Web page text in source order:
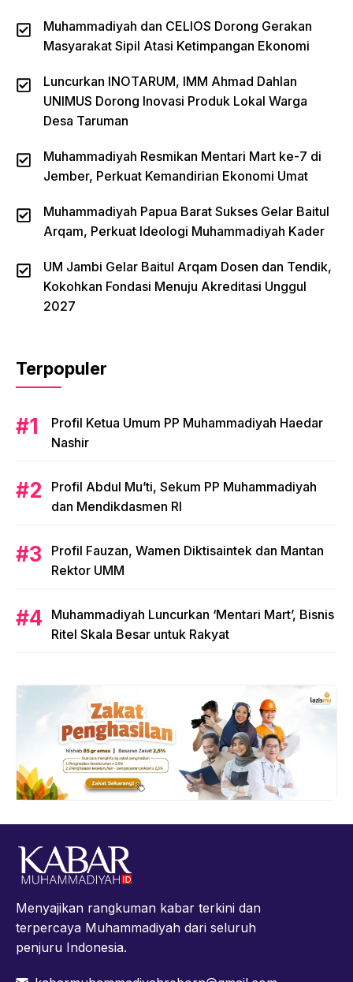
Muhammadiyah dan CELIOS Dorong Gerakan
Masyarakat Sipil Atasi Ketimpangan Ekonomi
Luncurkan INOTARUM, IMM Ahmad Dahlan
UNIMUS Dorong Inovasi Produk Lokal Warga
Desa Taruman
Muhammadiyah Resmikan Mentari Mart ke-7 di
Jember, Perkuat Kemandirian Ekonomi Umat
Muhammadiyah Papua Barat Sukses Gelar Baitul
Arqam, Perkuat Ideologi Muhammadiyah Kader
UM Jambi Gelar Baitul Arqam Dosen dan Tendik,
Kokohkan Fondasi Menuju Akreditasi Unggul
2027
Terpopuler
Profil Ketua Umum PP Muhammadiyah Haedar
Nashir
Profil Abdul Mu’ti, Sekum PP Muhammadiyah
dan Mendikdasmen RI
Profil Fauzan, Wamen Diktisaintek dan Mantan
Rektor UMM
Muhammadiyah Luncurkan ‘Mentari Mart’, Bisnis
Ritel Skala Besar untuk Rakyat
Menyajikan rangkuman kabar terkini dan
terpercaya Muhammadiyah dari seluruh
penjuru Indonesia.